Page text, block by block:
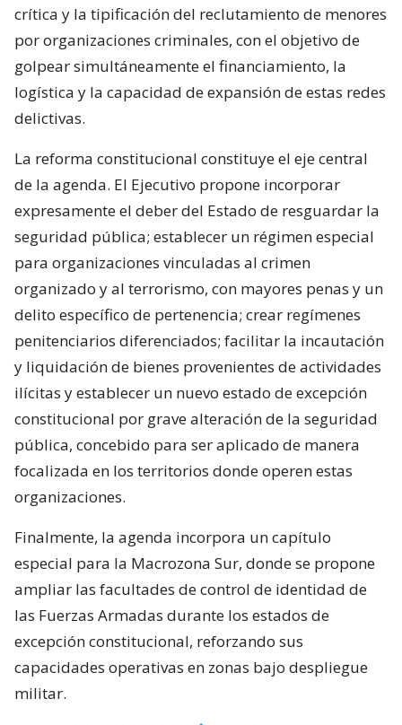
crítica y la tipificación del reclutamiento de menores
por organizaciones criminales, con el objetivo de
golpear simultáneamente el financiamiento, la
logística y la capacidad de expansión de estas redes
delictivas.
La reforma constitucional constituye el eje central
de la agenda. El Ejecutivo propone incorporar
expresamente el deber del Estado de resguardar la
seguridad pública; establecer un régimen especial
para organizaciones vinculadas al crimen
organizado y al terrorismo, con mayores penas y un
delito específico de pertenencia; crear regímenes
penitenciarios diferenciados; facilitar la incautación
y liquidación de bienes provenientes de actividades
ilícitas y establecer un nuevo estado de excepción
constitucional por grave alteración de la seguridad
pública, concebido para ser aplicado de manera
focalizada en los territorios donde operen estas
organizaciones.
Finalmente, la agenda incorpora un capítulo
especial para la Macrozona Sur, donde se propone
ampliar las facultades de control de identidad de
las Fuerzas Armadas durante los estados de
excepción constitucional, reforzando sus
capacidades operativas en zonas bajo despliegue
militar.